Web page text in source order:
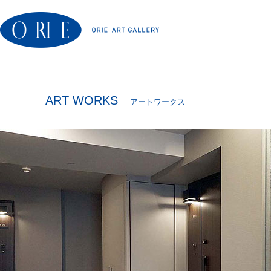
ART WORKS アートワークス